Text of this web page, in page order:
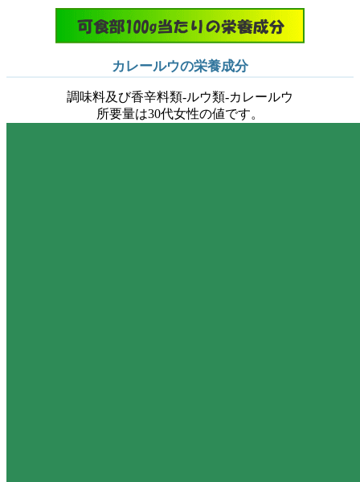
カレールウの栄養成分
調味料及び香辛料類-ルウ類-カレールウ
所要量は30代女性の値です。